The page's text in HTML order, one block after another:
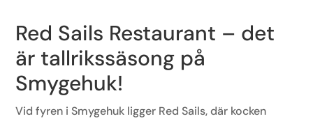
Red Sails Restaurant – det
är tallrikssäsong på
Smygehuk!
Vid fyren i Smygehuk ligger Red Sails, där kocken